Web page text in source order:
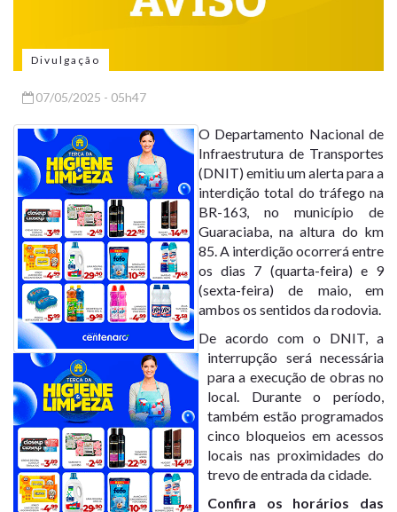
Divulgação
07/05/2025 - 05h47
O Departamento Nacional de
Infraestrutura de Transportes
(DNIT) emitiu um alerta para a
interdição total do tráfego na
BR-163, no município de
Guaraciaba, na altura do km
85. A interdição ocorrerá entre
os dias 7 (quarta-feira) e 9
(sexta-feira) de maio, em
ambos os sentidos da rodovia.
De acordo com o DNIT, a
interrupção será necessária
para a execução de obras no
local. Durante o período,
também estão programados
cinco bloqueios em acessos
locais nas proximidades do
trevo de entrada da cidade.
Confira os horários das